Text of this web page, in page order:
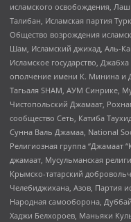
исламского освобождения,
Талибан, Исламская партия
Общество возрождения
Шам, Исламский джихад, Аль-
Исламское государство,
ополчение имени К. Минина и
Тагьаля SHAM, АУМ Синрике,
Чистопольский Джамаат,
сообщество Сеть, Катиба
Сунна Валь Джамаа, National
Религиозная группа “Джамаат
джамаат, Мусульманская
Крымско-татарский
Челебиджихана, Азов, Партия
Народная самооборона,
Хаджи Белхороев, Маньяки